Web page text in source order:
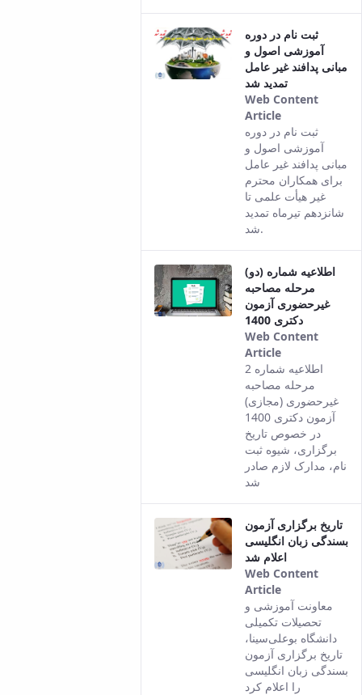
ثبت نام در دوره
آموزشی اصول و
مبانی پدافند غیر عامل
تمدید شد
Web Content
Article
This result
comes from
the Persian
version of
this content.
ثبت نام در دوره
آموزشی اصول و
مبانی پدافند غیر عامل
برای همکاران محترم
غیر هیأت علمی تا
شانزدهم تیرماه تمدید
شد.
اطلاعیه شماره (دو)
مرحله مصاحبه
غیرحضوری آزمون
دکتری 1400
Web Content
Article
This result
comes from
the Persian
version of
this content.
اطلاعیه شماره 2
مرحله مصاحبه
غیرحضوری (مجازی)
آزمون دکتری 1400
در خصوص تاریخ
برگزاری، شیوه ثبت
نام، مدارک لازم صادر
شد
تاریخ برگزاری آزمون
بسندگی زبان انگلیسی
اعلام شد
Web Content
Article
This result
comes from
the Persian
version of
this content.
معاونت آموزشی و
تحصیلات تکمیلی
دانشگاه بوعلی‌سینا،
تاریخ برگزاری آزمون
بسندگی زبان انگلیسی
را اعلام کرد